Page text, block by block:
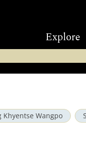
Explore
Khyentse Wangpo